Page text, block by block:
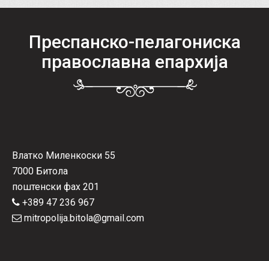
Преспанско-пелагониска
православна епархија
Влатко Миленкоски 55
7000 Битола
поштенски фах 201
+389 47 236 967
mitropolija.bitola@gmail.com